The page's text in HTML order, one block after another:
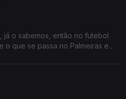
já o sabemos, então no futebol
o que se passa no Palmeiras e